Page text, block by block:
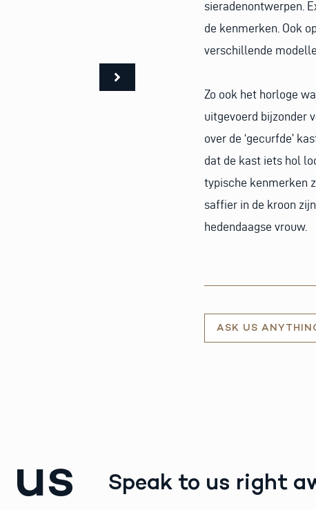
sieradenontwerpen.
de kenmerken. Ook
verschillende
Zo ook het horloge
uitgevoerd bijzonder
over de ‘gecurfde’
dat de kast iets hol
typische kenmerken
saffier in de kroon
hedendaagse vrouw.
ASK US
Speak to us right